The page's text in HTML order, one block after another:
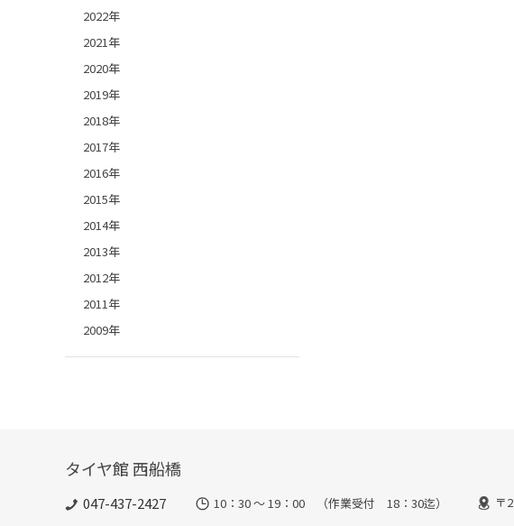
2022年
2021年
2020年
2019年
2018年
2017年
2016年
2015年
2014年
2013年
2012年
2011年
2009年
タイヤ館 西船橋
047-437-2427 10：30 ～ 19：00 （作業受付 18：30迄） 〒